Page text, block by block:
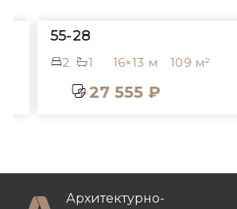
55-28
2 1 16×13 м 109 м²
27 555 ₽
Архитектурно-